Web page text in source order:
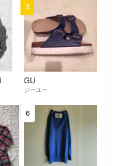
3
GU
ジーユー
6